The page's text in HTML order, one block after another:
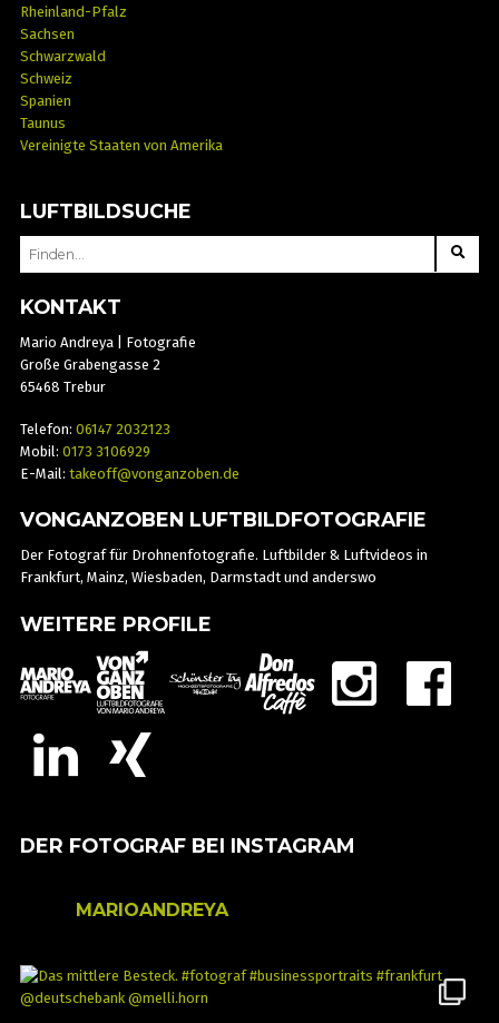
Rheinland-Pfalz
Sachsen
Schwarzwald
Schweiz
Spanien
Taunus
Vereinigte Staaten von Amerika
LUFTBILDSUCHE
SEARCH
KONTAKT
Mario Andreya | Fotografie
Große Grabengasse 2
65468 Trebur
Telefon: 06147 2032123
Mobil: 0173 3106929
E-Mail: takeoff@vonganzoben.de
VONGANZOBEN LUFTBILDFOTOGRAFIE
Der Fotograf für Drohnenfotografie. Luftbilder & Luftvideos in
Frankfurt, Mainz, Wiesbaden, Darmstadt und anderswo
WEITERE PROFILE
DER FOTOGRAF BEI INSTAGRAM
MARIOANDREYA